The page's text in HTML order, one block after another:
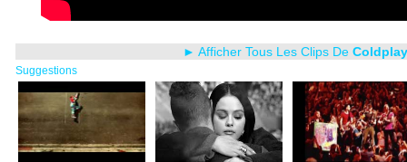
► Afficher Tous Les Clips De Coldplay
Suggestions